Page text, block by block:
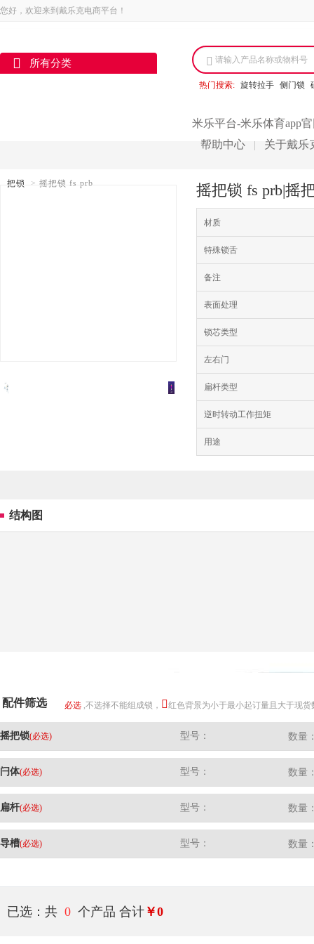
您好，欢迎来到戴乐克电商平台！
所有分类 请输入产品名称或物料号
热门搜索: 旋转拉手 侧门锁
米乐平台-米乐体育app
帮助中心
关于戴乐
把锁 > 摇把锁 fs prb 摇把锁 fs prb|摇
材质
特殊锁舌
备注
表面处理
锁芯类型
左右门
扁杆类型
逆时转动工作扭矩
用途
结构图
配件筛选 必选 ,不选择不能组成锁， 红色背景为小于最小起订量且大于现
摇把锁(必选) 型号： 数量
闩体(必选) 型号： 数量
扁杆(必选) 型号： 数量
导槽(必选) 型号： 数量
已选：共 0 个产品 合计 ￥0